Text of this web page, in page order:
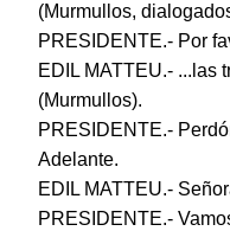
(Murmullos,
PRESIDENTE.- Por
EDIL MATTEU.- ...las
(Murmullos).
PRESIDENTE.-
Adelante.
EDIL MATTEU.-
PRESIDENTE.-